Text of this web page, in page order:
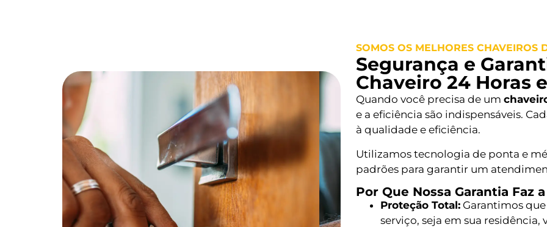
SOMOS OS MELHORES CHAVEIROS
Segurança e
Chaveiro 24 Horas
Quando você precisa de um
e a eficiência são indispensáveis.
à qualidade e eficiência.
Utilizamos tecnologia de ponta e
padrões para garantir um
Por Que Nossa Garantia Faz
Proteção Total: Garantimos
serviço, seja em sua